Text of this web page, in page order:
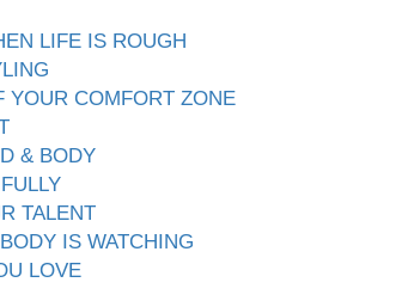
LIFE IS ROUGH
YOUR COMFORT ZONE
& BODY
TALENT
IS WATCHING
LOVE